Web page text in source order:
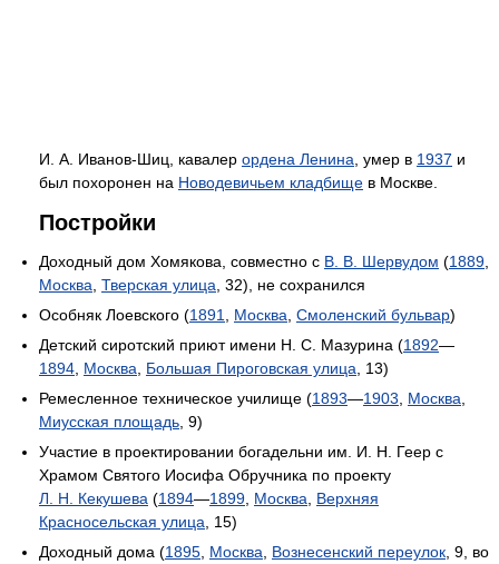
И. А. Иванов-Шиц, кавалер ордена Ленина , умер в 1937 и
был похоронен на Новодевичьем кладбище в Москве.
Постройки
Доходный дом Хомякова, совместно с В. В. Шервудом (1889
Москва Тверская улица , 32), не сохранился
Особняк Лоевского (1891 Москва Смоленский бульвар)
Детский сиротский приют имени Н. С. Мазурина (1892—
1894 Москва Большая Пироговская улица , 13)
Ремесленное техническое училище (1893—1903 Москва
Миусская площадь , 9)
Участие в проектировании богадельни им. И. Н. Геер c
Храмом Святого Иосифа Обручника по проекту
Л. Н. Кекушева (1894—1899 Москва
Верхняя
Красносельская улица , 15)
Доходный дома (1895 Москва Вознесенский переулок , 9, во